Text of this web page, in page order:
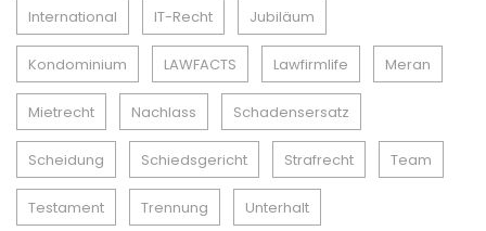
International IT-Recht Jubiläum
Kondominium LAWFACTS Lawfirmlife Meran
Mietrecht Nachlass Schadensersatz
Scheidung Schiedsgericht Strafrecht Team
Testament Trennung Unterhalt